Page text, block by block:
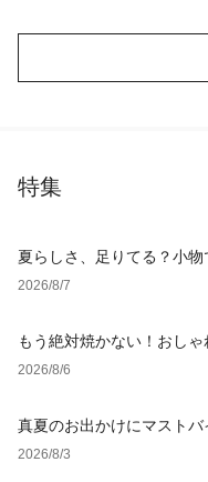
特集
夏らしさ、足りてる？小
2026/8/7
もう絶対焼かない！おし
2026/8/6
真夏のお出かけにマスト
2026/8/3